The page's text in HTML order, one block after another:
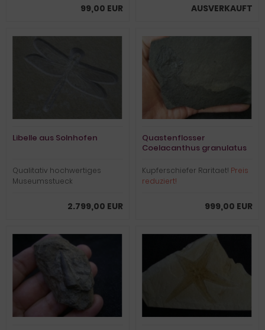
99,00 EUR AUSVERKAUFT
Libelle aus Solnhofen
Qualitativ hochwertiges
Museumsstueck
2.799,00 EUR
Quastenflosser
Coelacanthus granulatus
Kupferschiefer Raritaet! Preis
reduziert!
999,00 EUR